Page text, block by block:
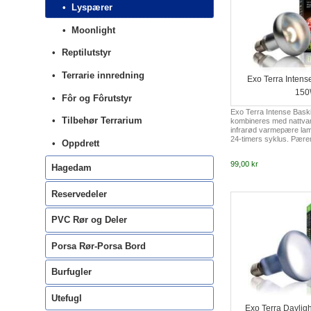
Exo Terra
Exo Terra Intense
kombineres med
infrarød varmepære
24-timers syklus.
som en spotlampe
smale spredningen
nøyaktig på et område
solplass. Varmen og
mellom pære og
bidrar til reptilernes
35% økning av lys og
99,00 kr
Exo Terra
Lyspærer
Moonlight
Reptilutstyr
Terrarie innredning
Fôr og Fôrutstyr
Tilbehør Terrarium
Oppdrett
Hagedam
Reservedeler
PVC Rør og Deler
Porsa Rør-Porsa Bord
Burfugler
Utefugl